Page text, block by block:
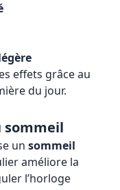
effets grâce au
du jour.
sommeil
un sommeil
améliore la
l’horloge